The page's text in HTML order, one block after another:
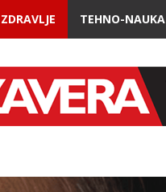
ZDRAVLJE TEHNO-NAUKA